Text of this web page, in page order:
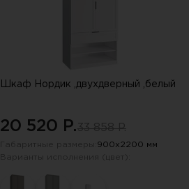
Шкаф Нордик ,двухдверный ,белый
20 520 P.
900х2200 мм